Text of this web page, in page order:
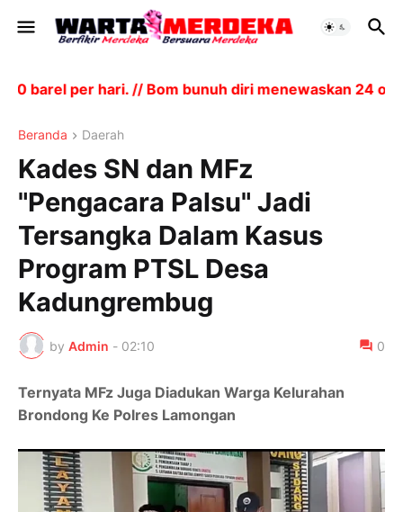
per hari. // Bom bunuh diri menewaskan 24 orang
Beranda Daerah
Kades SN dan MFz
"Pengacara Palsu" Jadi
Tersangka Dalam Kasus
Program PTSL Desa
Kadungrembug
by Admin - 02:10 0
Ternyata MFz Juga Diadukan Warga Kelurahan
Brondong Ke Polres Lamongan